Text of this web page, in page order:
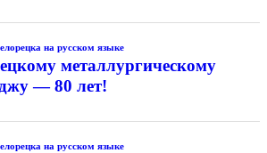
на русском языке
металлургическому
— 80 лет!
на русском языке